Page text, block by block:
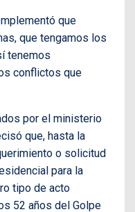
que
que tengamos los
tenemos
conflictos que
por el ministerio
que, hasta la
o solicitud
para la
tipo de acto
52 años del Golpe